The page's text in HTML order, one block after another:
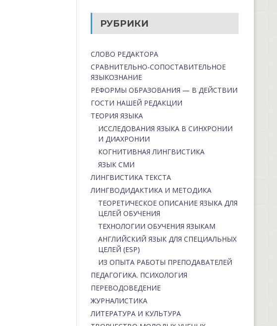
РУБРИКИ
СЛОВО РЕДАКТОРА
СРАВНИТЕЛЬНО-СОПОСТАВИТЕЛЬНОЕ
ЯЗЫКОЗНАНИЕ
РЕФОРМЫ ОБРАЗОВАНИЯ — В ДЕЙСТВИИ
ГОСТИ НАШЕЙ РЕДАКЦИИ
ТЕОРИЯ ЯЗЫКА
ИССЛЕДОВАНИЯ ЯЗЫКА В СИНХРОНИИ
И ДИАХРОНИИ
КОГНИТИВНАЯ ЛИНГВИСТИКА
ЯЗЫК СМИ
ЛИНГВИСТИКА ТЕКСТА
ЛИНГВОДИДАКТИКА И МЕТОДИКА
ТЕОРЕТИЧЕСКОЕ ОПИСАНИЕ ЯЗЫКА ДЛЯ
ЦЕЛЕЙ ОБУЧЕНИЯ
ТЕХНОЛОГИИ ОБУЧЕНИЯ ЯЗЫКАМ
АНГЛИЙСКИЙ ЯЗЫК ДЛЯ СПЕЦИАЛЬНЫХ
ЦЕЛЕЙ (ESP)
ИЗ ОПЫТА РАБОТЫ ПРЕПОДАВАТЕЛЕЙ
ПЕДАГОГИКА. ПСИХОЛОГИЯ
ПЕРЕВОДОВЕДЕНИЕ
ЖУРНАЛИСТИКА
ЛИТЕРАТУРА И КУЛЬТУРА